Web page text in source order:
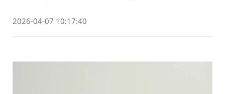
2026-04-07 10:17:40